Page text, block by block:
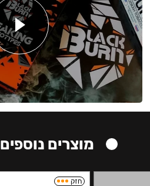
מוצרים נוספים
חזק